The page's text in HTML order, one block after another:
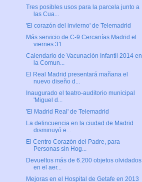
Tres posibles usos para la parcela junto a
las Cua...
'El corazón del invierno' de Telemadrid
Más servicio de C-9 Cercanías Madrid el
viernes 31...
Calendario de Vacunación Infantil 2014 en
la Comun...
El Real Madrid presentará mañana el
nuevo diseño d...
Inaugurado el teatro-auditorio municipal
'Miguel d...
'El Madrid Real' de Telemadrid
La delincuencia en la ciudad de Madrid
disminuyó e...
El Centro Corazón del Padre, para
Personas sin Hog...
Devueltos más de 6.200 objetos olvidados
en el aer...
Mejoras en el Hospital de Getafe en 2013